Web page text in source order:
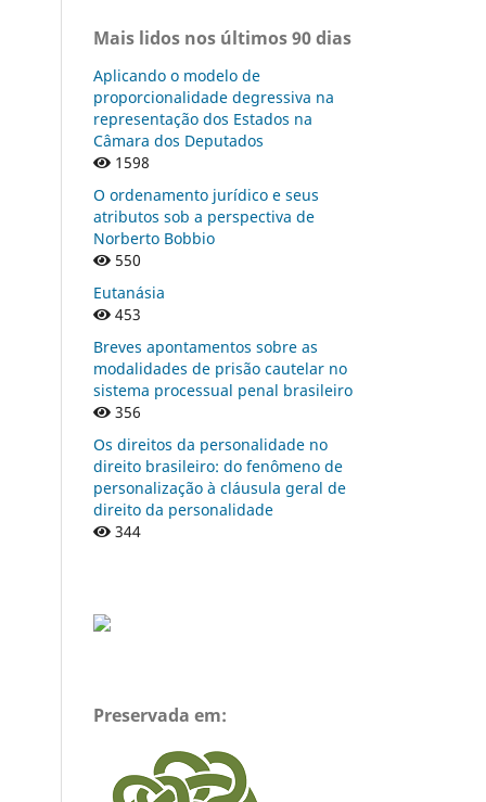
Mais lidos nos últimos 90 dias
Aplicando o modelo de
proporcionalidade degressiva na
representação dos Estados na
Câmara dos Deputados
1598
O ordenamento jurídico e seus
atributos sob a perspectiva de
Norberto Bobbio
550
Eutanásia
453
Breves apontamentos sobre as
modalidades de prisão cautelar no
sistema processual penal brasileiro
356
Os direitos da personalidade no
direito brasileiro: do fenômeno de
personalização à cláusula geral de
direito da personalidade
344
Preservada em: